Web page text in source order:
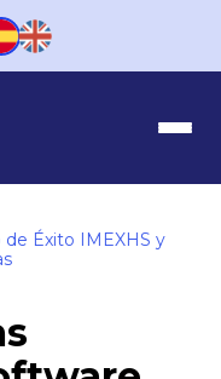
de Éxito IMEXHS y